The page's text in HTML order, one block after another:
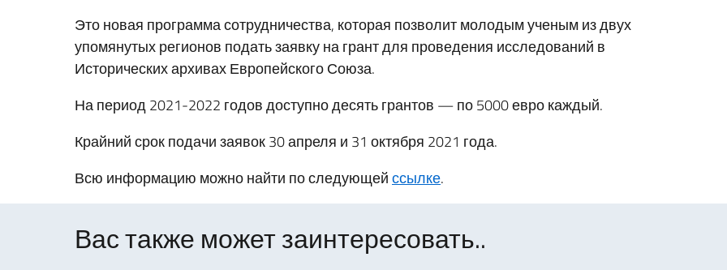
Это новая программа сотрудничества, которая позволит молодым ученым из двух
упомянутых регионов подать заявку на грант для проведения исследований в
Исторических архивах Европейского Союза.
На период 2021-2022 годов доступно десять грантов — по 5000 евро каждый.
Крайний срок подачи заявок 30 апреля и 31 октября 2021 года.
Всю информацию можно найти по следующейссылке.
Вас также может заинтересовать..